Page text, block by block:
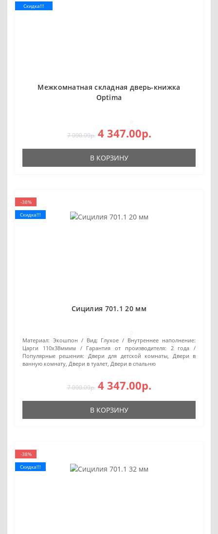
Скидка!!!
Межкомнатная складная дверь-книжка
Оptima
7 000.00р. 4 347.00р.
В КОРЗИНУ
-38%
Скидка!!!
Сицилия 701.1 20 мм
Материал: Экошпон Вид: Глухое
Внутреннее наполнение:
Царги 110х38мммм
Гарантия от производителя:
2 года
Популярные решения:
Двери для детской комнаты, Двери в
ванную комнату, Двери в туалет, Двери в спальню
7 000.00р. 4 347.00р.
В КОРЗИНУ
-38%
Скидка!!!